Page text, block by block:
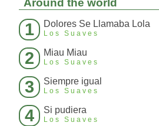
Around the world
1 Dolores Se Llamaba Lola
Los Suaves
2 Miau Miau
Los Suaves
3 Siempre igual
Los Suaves
4 Si pudiera
Los Suaves